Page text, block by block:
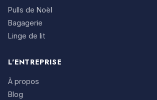
Pulls de Noël
Bagagerie
Linge de lit
L'ENTREPRISE
À propos
Blog